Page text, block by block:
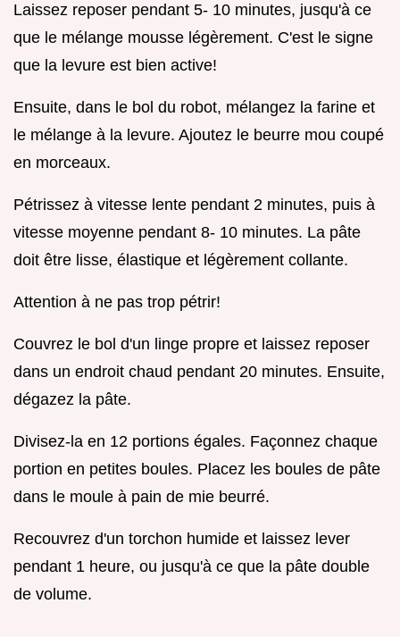
Laissez reposer pendant 5- 10 minutes, jusqu'à ce
que le mélange mousse légèrement. C'est le signe
que la levure est bien active!
Ensuite, dans le bol du robot, mélangez la farine et
le mélange à la levure. Ajoutez le beurre mou coupé
en morceaux.
Pétrissez à vitesse lente pendant 2 minutes, puis à
vitesse moyenne pendant 8- 10 minutes. La pâte
doit être lisse, élastique et légèrement collante.
Attention à ne pas trop pétrir!
Couvrez le bol d'un linge propre et laissez reposer
dans un endroit chaud pendant 20 minutes. Ensuite,
dégazez la pâte.
Divisez-la en 12 portions égales. Façonnez chaque
portion en petites boules. Placez les boules de pâte
dans le moule à pain de mie beurré.
Recouvrez d'un torchon humide et laissez lever
pendant 1 heure, ou jusqu'à ce que la pâte double
de volume.